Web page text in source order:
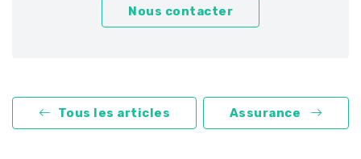
Nous contacter
Tous les articles Assurance